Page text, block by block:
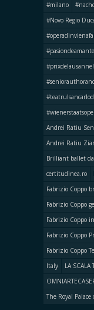
#milano
#Novo Regio
Andrei Ratiu
Andrei Ratiu
Brilliant ballet
certitudinea.ro
Fabrizio Coppo
Fabrizio Coppo
Fabrizio Coppo
Fabrizio Coppo
Fabrizio Coppo
Italy
LA SCALA
The Royal Palace